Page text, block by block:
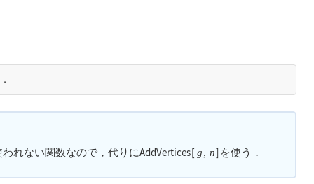
れない関数なので，代りにAddVertices[ g, n] を使う．